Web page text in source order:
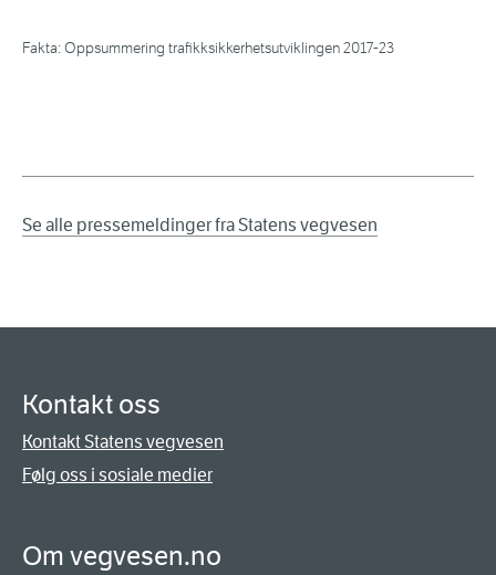
Fakta: Oppsummering trafikksikkerhetsutviklingen 2017-23
Se alle pressemeldinger fra Statens vegvesen
Kontakt oss
Kontakt Statens vegvesen
Følg oss i sosiale medier
Om vegvesen.no